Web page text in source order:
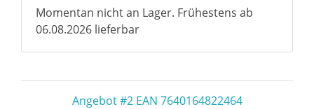
Momentan nicht an Lager. Frühestens ab
06.08.2026 lieferbar
Angebot #2 EAN 7640164822464